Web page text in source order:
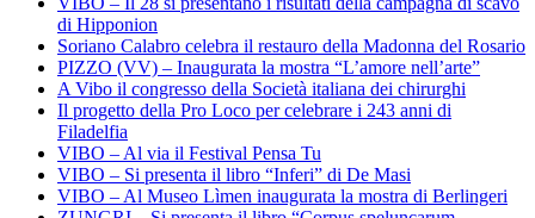
di Hipponion
Soriano Calabro celebra il restauro della Madonna del Rosario
PIZZO (VV) – Inaugurata la mostra “L’amore nell’arte”
A Vibo il congresso della Società italiana dei chirurghi
Il progetto della Pro Loco per celebrare i 243 anni di
Filadelfia
VIBO – Al via il Festival Pensa Tu
VIBO – Si presenta il libro “Inferi” di De Masi
VIBO – Al Museo Lìmen inaugurata la mostra di Berlingeri